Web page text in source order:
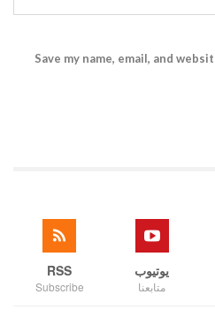
Save my name, email, and
يوتيوب
متابعنا
RSS
Subscribe